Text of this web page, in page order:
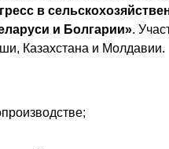
в
и Болгарии».
Казахстана и Молдавии.